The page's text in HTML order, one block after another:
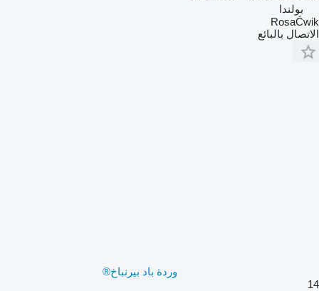
بولندا
RosaĆwik
الاتصال بالبائع
وردة باد بيرنباخ®
14